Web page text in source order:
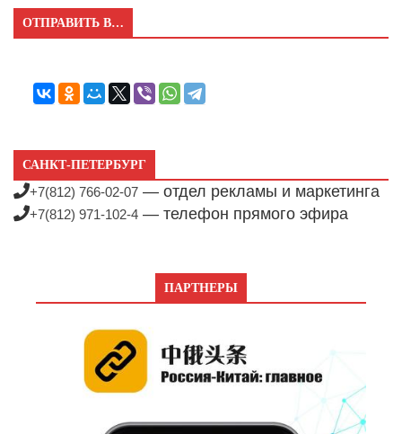
ОТПРАВИТЬ В…
САНКТ-ПЕТЕРБУРГ
+7(812) 766-02-07 — отдел рекламы и маркетинга
+7(812) 971-102-4 — телефон прямого эфира
ПАРТНЕРЫ